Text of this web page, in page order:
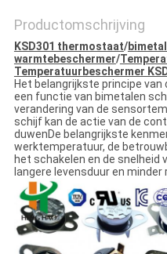
Productomschrijving
KSD301 thermostaat/
warmtebeschermer/
Temperatuurbeschermer
Het belangrijkste principe
een functie van bimetalen
verandering van de
schijf kan de actie van de
duwenDe belangrijkste
werktemperatuur, de
het schakelen en de snelheid
langere levensduur en